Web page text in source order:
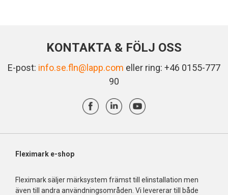
KONTAKTA & FÖLJ OSS
E-post: info.se.fln@lapp.com eller ring: +46 0155-777
90
Fleximark e-shop
Fleximark säljer märksystem främst till elinstallation men
även till andra användningsområden. Vi levererar till både